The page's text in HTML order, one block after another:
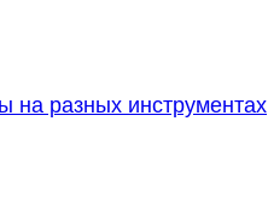
на разных инструментах